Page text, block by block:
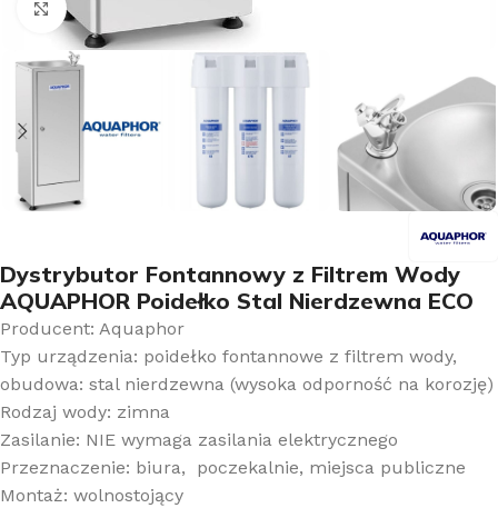
Kliknij aby powiększyć
Dystrybutor Fontannowy z Filtrem Wody
AQUAPHOR Poidełko Stal Nierdzewna ECO
Producent: Aquaphor
Typ urządzenia: poidełko fontannowe z filtrem wody,
obudowa: stal nierdzewna (wysoka odporność na korozję)
Rodzaj wody: zimna
Zasilanie: NIE wymaga zasilania elektrycznego
Przeznaczenie: biura, poczekalnie, miejsca publiczne
Montaż: wolnostojący